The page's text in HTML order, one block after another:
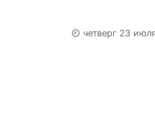
четверг 23